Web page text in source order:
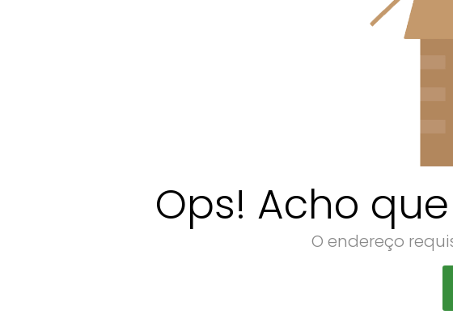
Ops! Acho
O endereço